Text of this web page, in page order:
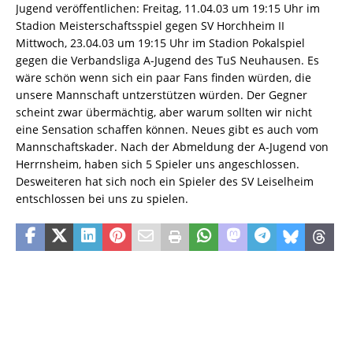
Jugend veröffentlichen: Freitag, 11.04.03 um 19:15 Uhr im
Stadion Meisterschaftsspiel gegen SV Horchheim II
Mittwoch, 23.04.03 um 19:15 Uhr im Stadion Pokalspiel
gegen die Verbandsliga A-Jugend des TuS Neuhausen. Es
wäre schön wenn sich ein paar Fans finden würden, die
unsere Mannschaft untzerstützen würden. Der Gegner
scheint zwar übermächtig, aber warum sollten wir nicht
eine Sensation schaffen können. Neues gibt es auch vom
Mannschaftskader. Nach der Abmeldung der A-Jugend von
Herrnsheim, haben sich 5 Spieler uns angeschlossen.
Desweiteren hat sich noch ein Spieler des SV Leiselheim
entschlossen bei uns zu spielen.